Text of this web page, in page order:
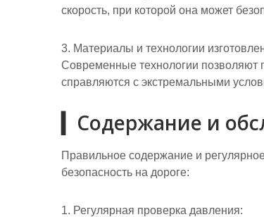
скорость, при которой она может
3. Материалы и технологии
Современные технологии позволяют
справляются с экстремальными
▎Содержание и
Правильное содержание и
безопасность на дороге:
1. Регулярная проверка давления: